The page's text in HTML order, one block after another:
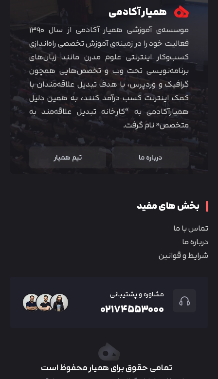
همیار آکادمی
موسسه‌ی آموزشی همیار آکادمی از سال ۱۳۹۰
فعالیت خود را در زمینه‌ی آموزش تخصصی راه‌اندازی
کسب‌و‌کار اینترنتی علوم مدرن مانند زبان‌های
برنامه‌نویسی تحت وب و تخصص‌هایی همچون
گرافیک و وردپرس، با هدف تبدیل علاقه‌مندان با
کمک اینترنت کسب درآمد کنند، به همین دلیل
همیارآکادمی به “کارخانه تبدیل علاقه‌مند به
متخصص” نام گرفت.
درباره ما تیم همیار
بخش های مفید
تماس با ما
درباره ما
شرایط و قوانین
مشاوره و پشتیبانی
۰۲۱۷۴۵۵۳۰۰۰
تمامی حقوق برای همیار محفوظ است
متوجه شدم